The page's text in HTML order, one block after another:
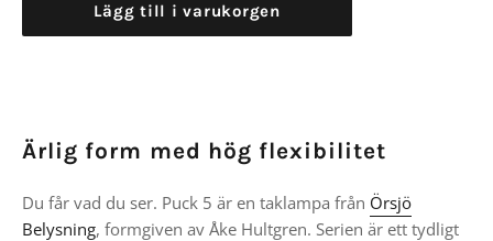
Lägg till i varukorgen
Ärlig form med hög flexibilitet
Du får vad du ser. Puck 5 är en taklampa från Örsjö
Belysning, formgiven av Åke Hultgren. Serien är ett tydligt